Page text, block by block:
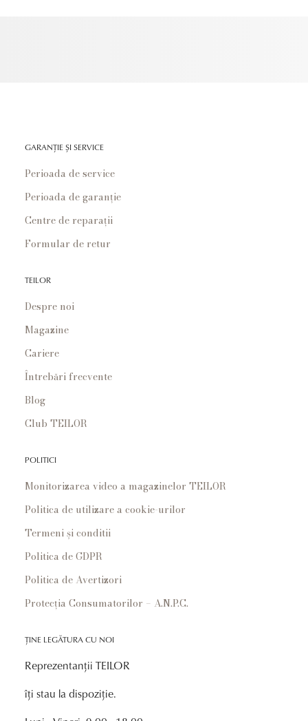
GARANȚIE ȘI SERVICE
Perioada de service
Perioada de garanție
Centre de reparații
Formular de retur
TEILOR
Despre noi
Magazine
Cariere
Întrebări frecvente
Blog
Club TEILOR
POLITICI
Monitorizarea video a magazinelor TEILOR
Politica de utilizare a cookie-urilor
Termeni și conditii
Politica de GDPR
Politica de Avertizori
Protecția Consumatorilor – A.N.P.C.
ȚINE LEGĂTURA CU NOI
Reprezentanții TEILOR
îți stau la dispoziție.